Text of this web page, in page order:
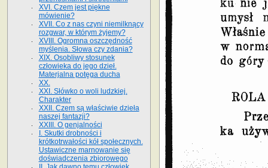
XVI. Czem jest piękne
mówienie?
XVII. Co z nas czyni niemilknący
rozgwar, w którym żyjemy?
XVIII. Ogromna oszczędność
myślenia. Słowa czy zdania?
XIX. Osobliwy stosunek
człowieka do jego dzieł.
Materjalna potęga ducha
XX.
XXI. Słówko o woli ludzkiej.
Charakter
XXII. Czem są właściwie dzieła
naszej fantazji?
XXIII. O genjalności
I. Skutki drobności i
krótkotrwałości kół społecznych.
Ustawiczne marnowanie się
doświadczenia zbiorowego